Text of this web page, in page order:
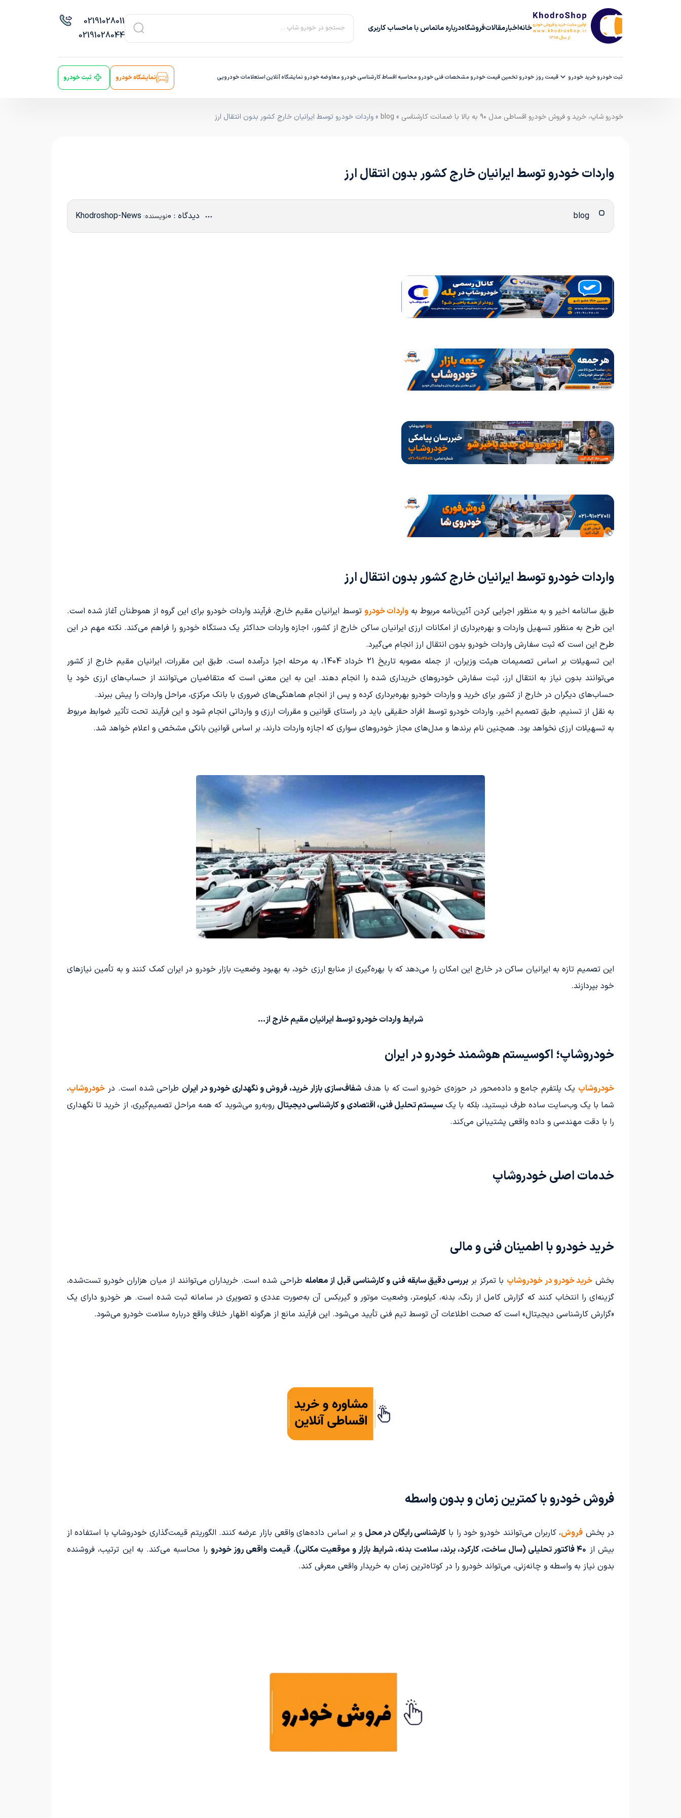
خانهاخبارمقالاتفروشگاهدرباره‌ ماتماس با ماحساب کاربری جستجو در خودرو شاپ ...
02191028011
02191028044
ثبت خودروخرید خودرو قیمت روز خودرو تخمین قیمت خودرو مشخصات فنی خودرو محاسبه اقساطکارشناسی خودرو معاوضه خودرو نمایشگاه آنلایناستعلامات خودرویی نمایشگاه خودرو ثبت خودرو
خودرو شاپ، خرید و فروش خودرو اقساطی مدل ۹۰ به بالا با ضمانت کارشناسی »
blog » واردات خودرو توسط ایرانیان خارج کشور بدون انتقال ارز
واردات خودرو توسط ایرانیان خارج کشور بدون انتقال ارز
دیدگاه : 0 نویسنده: Khodroshop-News
واردات خودرو توسط ایرانیان خارج کشور بدون انتقال ارز
طبق سالنامه اخیر و به منظور اجرایی کردن آئین‌نامه مربوط بهواردات خودرو توسط ایرانیان مقیم خارج، فرآیند واردات خودرو برای این گروه از هموطنان آغاز شده است.
این طرح به منظور تسهیل واردات و بهره‌برداری از امکانات ارزی ایرانیان ساکن خارج از کشور، اجازه واردات حداکثر یک دستگاه خودرو را فراهم می‌کند. نکته مهم در این
طرح این است که ثبت سفارش واردات خودرو بدون انتقال ارز انجام می‌گیرد.
این تسهیلات بر اساس تصمیمات هیئت وزیران، از جمله مصوبه تاریخ 21 خرداد 1404، به مرحله اجرا درآمده است. طبق این مقررات، ایرانیان مقیم خارج از کشور
می‌توانند بدون نیاز به انتقال ارز، ثبت سفارش خودروهای خریداری شده را انجام دهند. این به این معنی است که متقاضیان می‌توانند از حساب‌های ارزی خود یا
حساب‌های دیگران در خارج از کشور برای خرید و واردات خودرو بهره‌برداری کرده و پس از انجام هماهنگی‌های ضروری با بانک مرکزی، مراحل واردات را پیش ببرند.
به نقل از تسنیم، طبق تصمیم اخیر، واردات خودرو توسط افراد حقیقی باید در راستای قوانین و مقررات ارزی و وارداتی انجام شود و این فرآیند تحت تأثیر ضوابط مربوط
به تسهیلات ارزی نخواهد بود. همچنین نام برندها و مدل‌های مجاز خودروهای سواری که اجازه واردات دارند، بر اساس قوانین بانکی مشخص و اعلام خواهد شد.
این تصمیم تازه به ایرانیان ساکن در خارج این امکان را می‌دهد که با بهره‌گیری از منابع ارزی خود، به بهبود وضعیت بازار خودرو در ایران کمک کنند و به تأمین نیازهای
خود بپردازند.
شرایط واردات خودرو توسط ایرانیان مقیم خارج از...
خودروشاپ؛ اکوسیستم هوشمند خودرو در ایران
خودروشاپ یک پلتفرم جامع و داده‌محور در حوزه‌ی خودرو است که با هدف شفاف‌سازی بازار خرید، فروش و نگهداری خودرو در ایران طراحی شده است. در خودروشاپ،
شما با یک وب‌سایت ساده طرف نیستید، بلکه با یک سیستم تحلیل فنی، اقتصادی و کارشناسی دیجیتال روبه‌رو می‌شوید که همه مراحل تصمیم‌گیری، از خرید تا نگهداری
را با دقت مهندسی و داده واقعی پشتیبانی می‌کند.
خدمات اصلی خودروشاپ
خرید خودرو با اطمینان فنی و مالی
بخش خرید خودرو در خودروشاپ با تمرکز بر بررسی دقیق سابقه فنی و کارشناسی قبل از معامله طراحی شده است. خریداران می‌توانند از میان هزاران خودرو تست‌شده،
گزینه‌ای را انتخاب کنند که گزارش کامل از رنگ، بدنه، کیلومتر، وضعیت موتور و گیربکس آن به‌صورت عددی و تصویری در سامانه ثبت شده است. هر خودرو دارای یک
«گزارش کارشناسی دیجیتال» است که صحت اطلاعات آن توسط تیم فنی تأیید می‌شود. این فرآیند مانع از هرگونه اظهار خلاف واقع درباره سلامت خودرو می‌شود.
فروش خودرو با کمترین زمان و بدون واسطه
در بخش فروش، کاربران می‌توانند خودرو خود را باکارشناسی رایگان در محل و بر اساس داده‌های واقعی بازار عرضه کنند. الگوریتم قیمت‌گذاری خودروشاپ با استفاده از
بیش از ۴۰ فاکتور تحلیلی (سال ساخت، کارکرد، برند، سلامت بدنه، شرایط بازار و موقعیت مکانی) ،قیمت واقعی روز خودرو را محاسبه می‌کند. به این ترتیب، فروشنده
بدون نیاز به واسطه و چانه‌زنی، می‌تواند خودرو را در کوتاه‌ترین زمان به خریدار واقعی معرفی کند.